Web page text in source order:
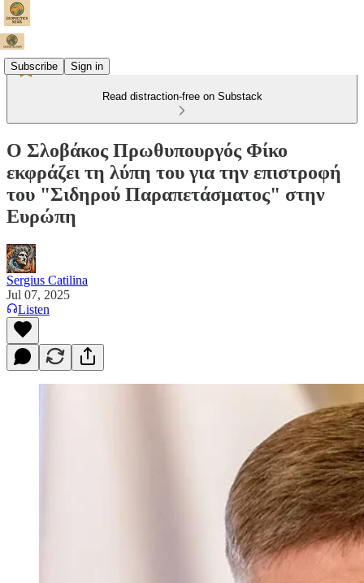
Subscribe Sign in
Read distraction-free on Substack
Ο Σλοβάκος Πρωθυπουργός Φίκο
εκφράζει τη λύπη του για την επιστροφή
του "Σιδηρού Παραπετάσματος" στην
Ευρώπη
Sergius Catilina
Jul 07, 2025
Listen